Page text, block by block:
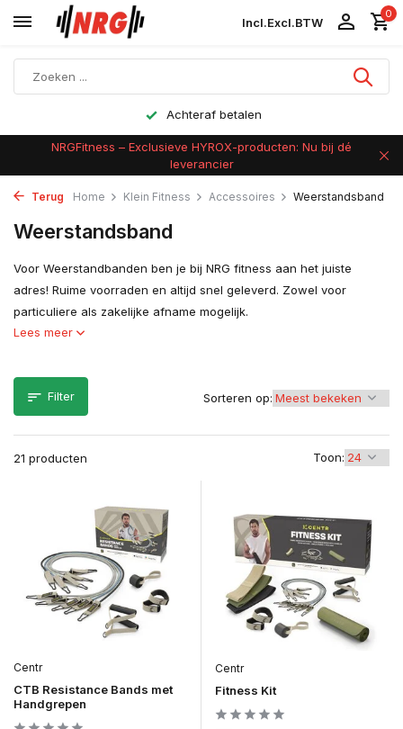
Incl.Excl.BTW
0
Achteraf betalen
NRGFitness – Exclusieve HYROX-producten: Nu bij dé
leverancier
Terug Home Klein Fitness Accessoires Weerstandsband
Weerstandsband
Voor Weerstandbanden ben je bij NRG fitness aan het juiste
adres! Ruime voorraden en altijd snel geleverd. Zowel voor
particuliere als zakelijke afname mogelijk.
Lees meer
Filter
21 producten Toon:
Sorteren op:
Centr
CTB Resistance Bands met
Handgrepen
Centr
Fitness Kit